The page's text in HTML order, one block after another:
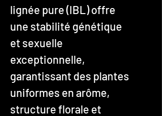
lignée pure (IBL) offre
une stabilité génétique
et sexuelle
exceptionnelle,
garantissant des plantes
uniformes en arôme,
structure florale et